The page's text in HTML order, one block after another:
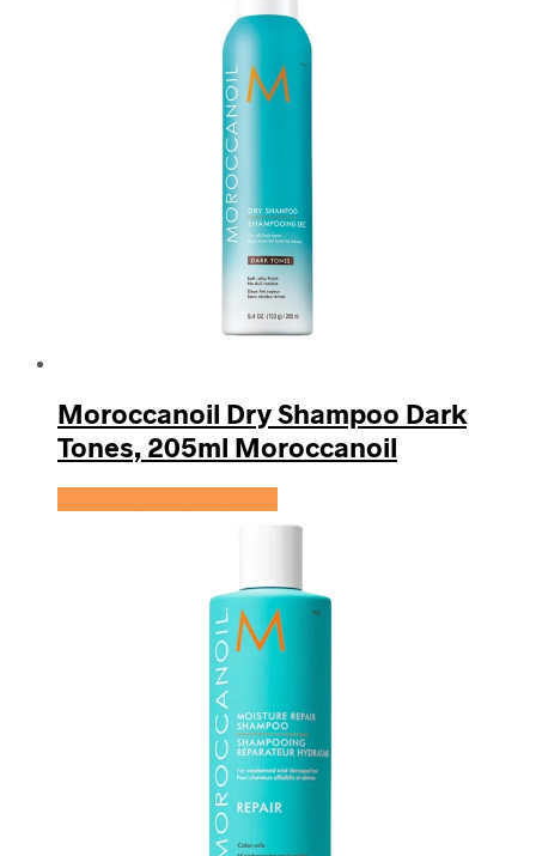
Moroccanoil Dry Shampoo Dark
Tones, 205ml Moroccanoil